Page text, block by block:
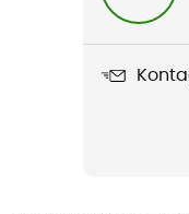
Water Proof Pouch M
Vandtæthed